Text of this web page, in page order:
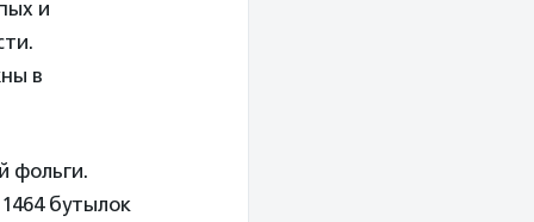
и
в
фольги.
бутылок